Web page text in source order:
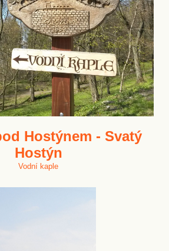
Hostýnem - Svatý
Hostýn
Vodní kaple